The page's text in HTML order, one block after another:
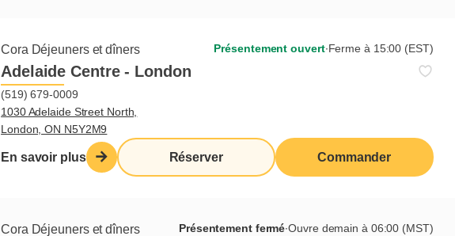
Cora Déjeuners et dîners Présentement ouvert∙Ferme à 15:00 (EST)
Adelaide Centre - London
(519) 679-0009
1030 Adelaide Street North,
London, ON N5Y2M9
En savoir plus Réserver Commander
Cora Déjeuners et dîners Présentement fermé∙Ouvre demain à 06:00 (MST)